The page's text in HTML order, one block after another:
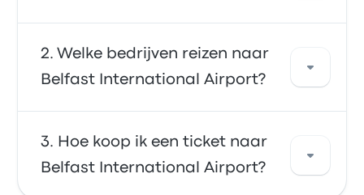
Je kunt per bus rechtstreeks naar het
vliegveld reizen. Of je kunt een taxi nemen of
ridesharing-service gebruiken.
Welke bedrijven reizen naar
Belfast International Airport?
Je kunt reizen met Aircoach om naar Belfast
International Airport te gaan. Dit bedrijf rijdt
87 keer per dag, waarbij de vroegste bus
Hoe koop ik een ticket naar
Belfast International Airport?